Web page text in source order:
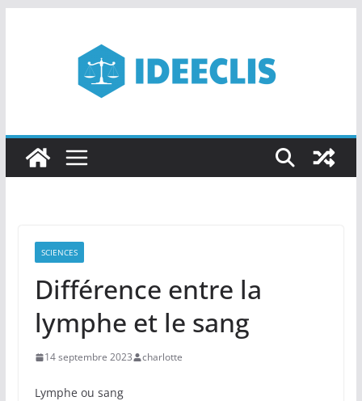
SCIENCES
Différence entre la
lymphe et le sang
14 septembre 2023 charlotte
Lymphe ou sang